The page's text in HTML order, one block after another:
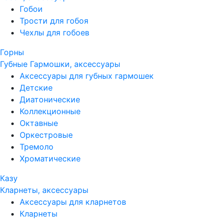
Гобои
Трости для гобоя
Чехлы для гобоев
Горны
Губные Гармошки, аксессуары
Аксессуары для губных гармошек
Детские
Диатонические
Коллекционные
Октавные
Оркестровые
Тремоло
Хроматические
Казу
Кларнеты, аксессуары
Аксессуары для кларнетов
Кларнеты